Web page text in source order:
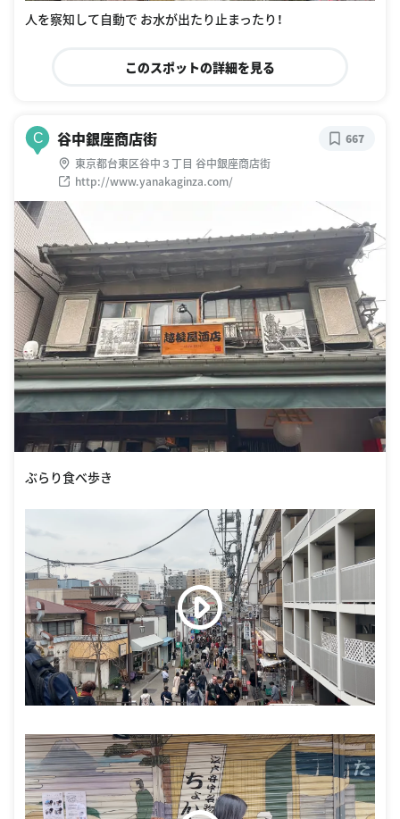
人を察知して自動で お水が出たり止まったり！
このスポットの詳細を見る
C 谷中銀座商店街
東京都台東区谷中３丁目 谷中銀座商店街
http://www.yanakaginza.com/
667
ぶらり食べ歩き